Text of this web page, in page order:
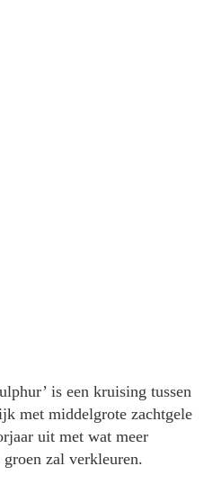
is een kruising tussen
met middelgrote zachtgele
uit met wat meer
zal verkleuren.